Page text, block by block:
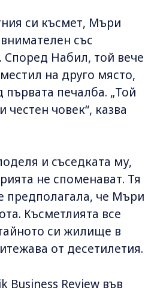
си късмет, Мъри
със
Според Набил, той вече
на друго място,
печалба. „Той
честен човек“, казва
и съседката му,
не споменават. Тя
предполагала, че Мъри
Късметлията все
си жилище в
от десетилетия.
Business Review във